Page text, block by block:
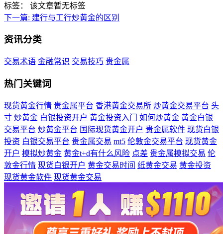
标签：
该文章暂无标签
下一篇: 建行与工行炒黄金的区别
资讯分类
交易术语 金融常识 交易技巧 贵金属
热门关键词
现货黄金行情 贵金属平台 香港黄金交易所 炒黄金交易平台 头
寸 炒黄金 白银投资开户 黄金投资入门 如何炒黄金 黄金白银
交易平台 炒黄金平台 国际现货黄金开户 贵金属软件 现货白银
投资 白银交易平台 贵金属交易 mt5 伦敦金交易平台 现货黄金
开户 模拟炒黄金 黄金t+d有什么风险 点差 贵金属模拟交易 伦
敦金行情 现货白银开户 黄金交易时间 纸黄金交易 黄金投资
现货黄金软件 现货黄金交易